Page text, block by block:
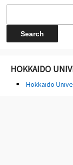
HOKKAIDO
Hokkaido